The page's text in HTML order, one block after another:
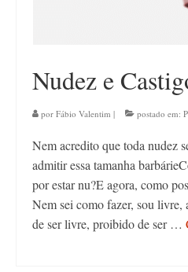
Nudez e
por Fábio Valentim | postado em:
Nem acredito que toda nudez
admitir essa tamanha
por estar nu?E agora, como
Nem sei como fazer, sou
de ser livre, proibido de ser …